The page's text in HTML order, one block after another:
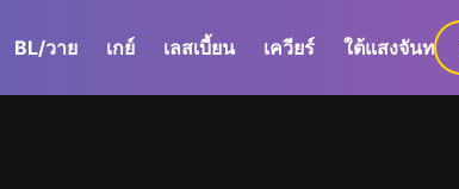
BL/วาย เกย์ เลสเบี้ยน เควียร์ ใต้แสงจันทร์